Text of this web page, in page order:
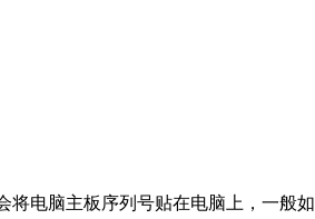
将电脑主板序列号贴在电脑上，一般如